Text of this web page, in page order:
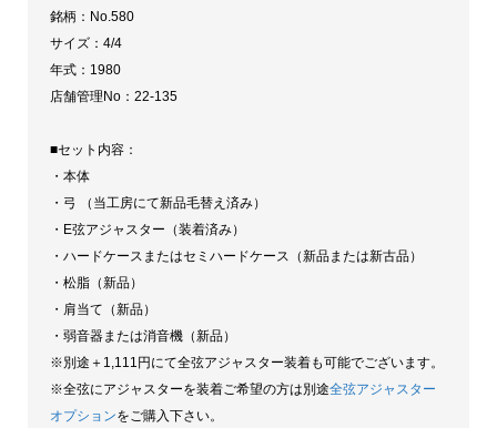
銘柄：No.580
サイズ：4/4
年式：1980
店舗管理No：22-135
■セット内容：
・本体
・弓 （当工房にて新品毛替え済み）
・E弦アジャスター（装着済み）
・ハードケースまたはセミハードケース（新品または新古品）
・松脂（新品）
・肩当て（新品）
・弱音器または消音機（新品）
※別途＋1,111円にて全弦アジャスター装着も可能でございます。
※全弦にアジャスターを装着ご希望の方は別途全弦アジャスター
オプションをご購入下さい。